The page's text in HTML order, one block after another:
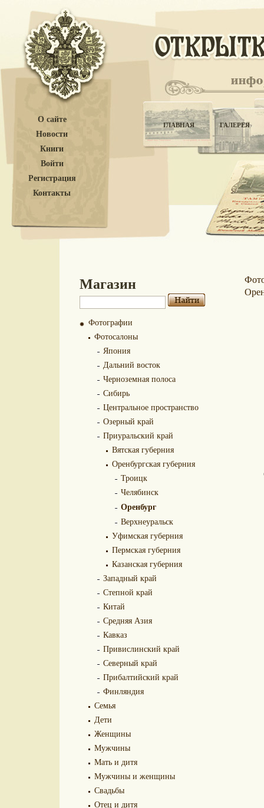
О сайте
Новости
Книги
Войти
Регистрация
Контакты
ГЛАВНАЯ ГАЛЕРЕЯ
Магазин
Фотографии
Фотосалоны
Япония
Дальний восток
Черноземная полоса
Сибирь
Центральное пространство
Озерный край
Приуральский край
Вятская губерния
Оренбургская губерния
Троицк
Челябинск
Оренбург
Верхнеуральск
Уфимская губерния
Пермская губерния
Казанская губерния
Западный край
Степной край
Китай
Средняя Азия
Кавказ
Привислинский край
Северный край
Прибалтийский край
Финляндия
Семья
Дети
Женщины
Мужчины
Мать и дитя
Мужчины и женщины
Свадьбы
Отец и дитя